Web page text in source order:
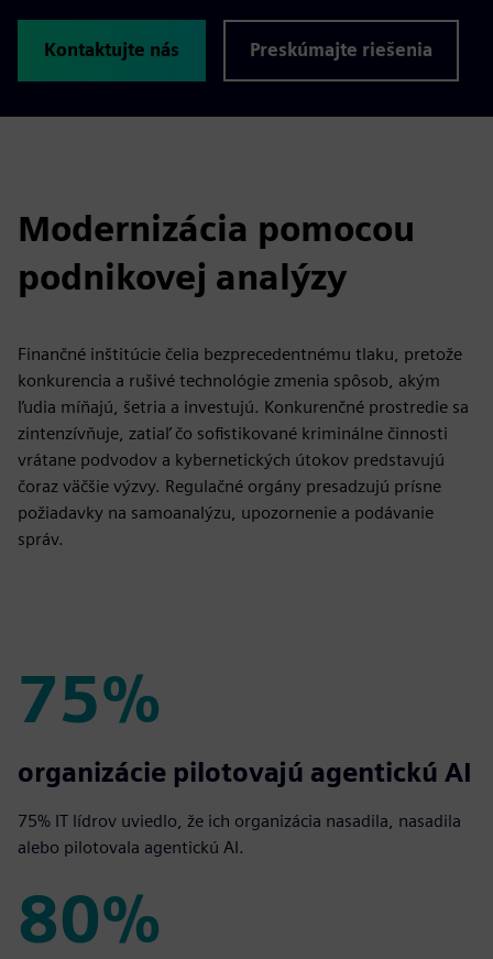
Kontaktujte nás Preskúmajte riešenia
Modernizácia pomocou
podnikovej analýzy
Finančné inštitúcie čelia bezprecedentnému tlaku, pretože
konkurencia a rušivé technológie zmenia spôsob, akým
ľudia míňajú, šetria a investujú. Konkurenčné prostredie sa
zintenzívňuje, zatiaľ čo sofistikované kriminálne činnosti
vrátane podvodov a kybernetických útokov predstavujú
čoraz väčšie výzvy. Regulačné orgány presadzujú prísne
požiadavky na samoanalýzu, upozornenie a podávanie
správ.
75%
75%
organizácie pilotovajú agentickú AI
75% IT lídrov uviedlo, že ich organizácia nasadila, nasadila
alebo pilotovala agentickú AI.
80%